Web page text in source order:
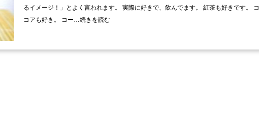
るイメージ！」とよく言われます。 実際に好きで、飲んでます。 紅茶も好きです。 コ
コアも好き。 コー…続きを読む